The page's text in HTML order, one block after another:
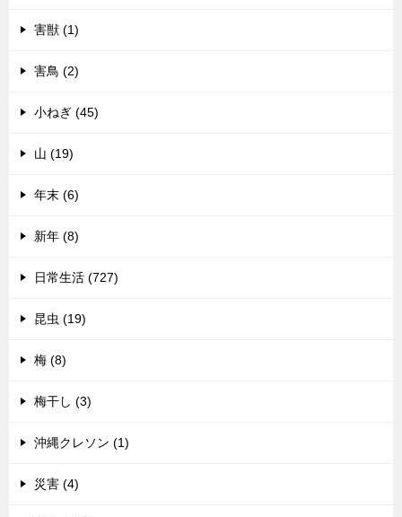
害獣 (1)
害鳥 (2)
小ねぎ (45)
山 (19)
年末 (6)
新年 (8)
日常生活 (727)
昆虫 (19)
梅 (8)
梅干し (3)
沖縄クレソン (1)
災害 (4)